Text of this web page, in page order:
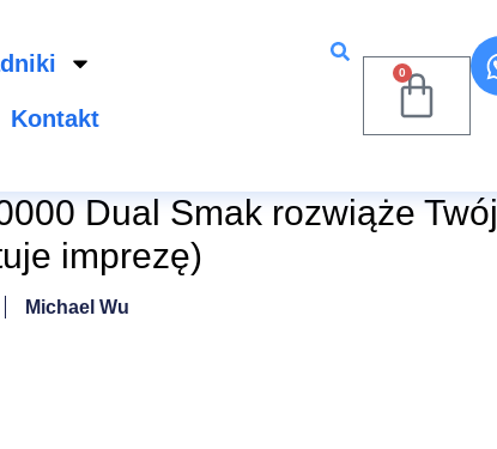
Kontakt
0
Dual Smak rozwiąże Twój
imprezę)
Michael Wu